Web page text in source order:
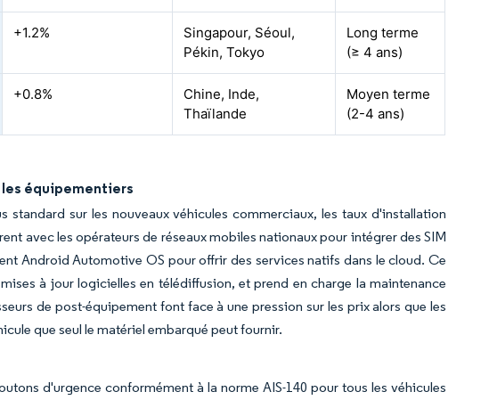
+1.2%
Singapour, Séoul,
Pékin, Tokyo
Long terme
(≥ 4 ans)
+0.8%
Chine, Inde,
Thaïlande
Moyen terme
(2-4 ans)
équipementiers
standard sur les nouveaux véhicules commerciaux, les taux d'installation
avec les opérateurs de réseaux mobiles nationaux pour intégrer des SIM
Android Automotive OS pour offrir des services natifs dans le cloud. Ce
à jour logicielles en télédiffusion, et prend en charge la maintenance
de post-équipement font face à une pression sur les prix alors que les
que seul le matériel embarqué peut fournir.
d'urgence conformément à la norme AIS-140 pour tous les véhicules